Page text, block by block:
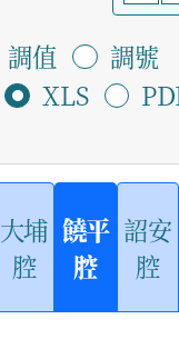
調值
調號
XLS
大埔
腔
饒平
腔
詔安
腔